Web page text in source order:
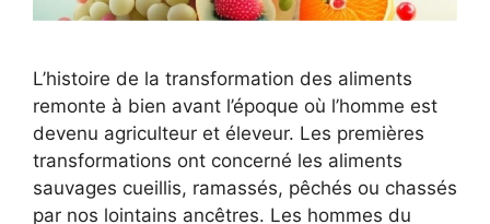
L’histoire de la transformation des aliments
remonte à bien avant l’époque où l’homme est
devenu agriculteur et éleveur. Les premières
transformations ont concerné les aliments
sauvages cueillis, ramassés, pêchés ou chassés
par nos lointains ancêtres. Les hommes du